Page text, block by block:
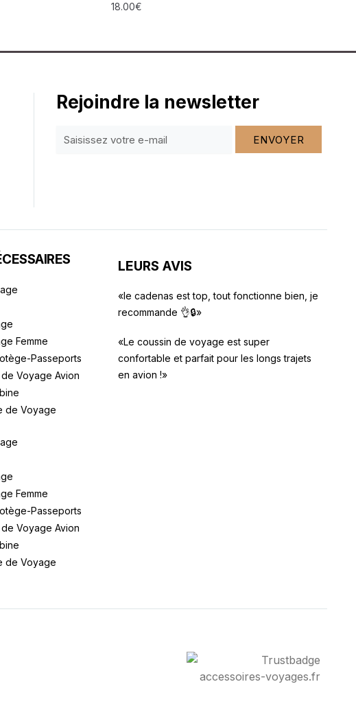
18.00€
Rejoindre la newsletter
ENVOYER
Femme
Passeports
Voyage Avion
de Voyage
Femme
Passeports
Voyage Avion
de Voyage
LEURS AVIS
«le cadenas est top, tout fonctionne bien, je
recommande 👌🔒»
«Le coussin de voyage est super
confortable et parfait pour les longs trajets
en avion !»